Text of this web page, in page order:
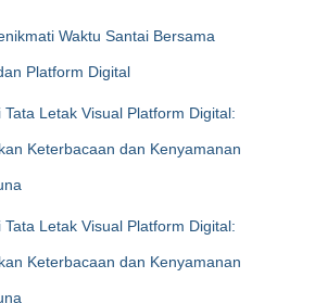
Waktu Santai Bersama
Platform Digital
Letak Visual Platform Digital:
Keterbacaan dan Kenyamanan
Letak Visual Platform Digital:
Keterbacaan dan Kenyamanan